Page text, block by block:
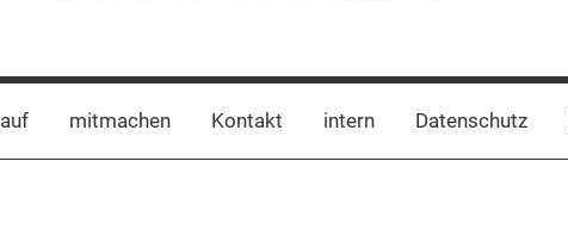
mitmachen Kontakt intern Datenschutz